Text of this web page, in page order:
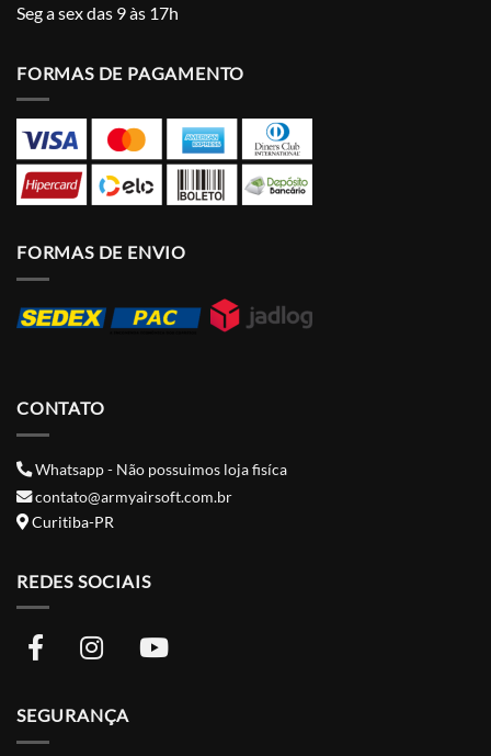
Seg a sex das 9 às 17h
FORMAS DE PAGAMENTO
FORMAS DE ENVIO
CONTATO
Whatsapp - Não possuimos loja fisíca
contato@armyairsoft.com.br
Curitiba-PR
REDES SOCIAIS
SEGURANÇA